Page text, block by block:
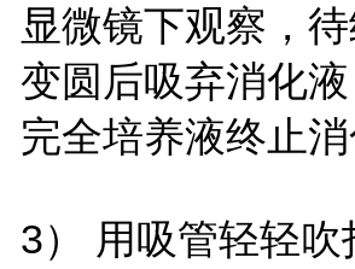
显微镜下观察，
变圆后吸弃消化
完全培养液终止消
3） 用吸管轻轻吹